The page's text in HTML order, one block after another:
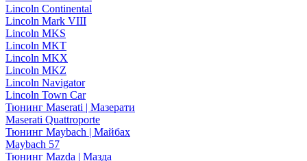
Lincoln Continental
Lincoln Mark VIII
Lincoln MKS
Lincoln MKT
Lincoln MKX
Lincoln MKZ
Lincoln Navigator
Lincoln Town Car
Тюнинг Maserati | Мазерати
Maserati Quattroporte
Тюнинг Maybach | Майбах
Maybach 57
Тюнинг Mazda | Мазда